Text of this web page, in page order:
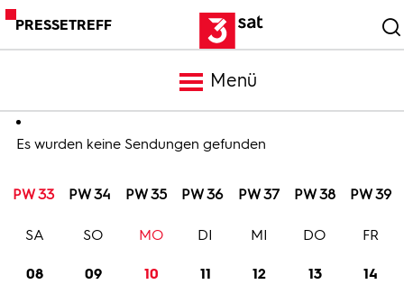
PRESSETREFF
Menü
Meldungen
Programm
Es wurden keine Sendungen gefunden
PW 33 PW 34 PW 35 PW 36 PW 37 PW 38 PW 39
08
SA
09
SO
10
MO
11
DI
12
MI
13
DO
14
FR